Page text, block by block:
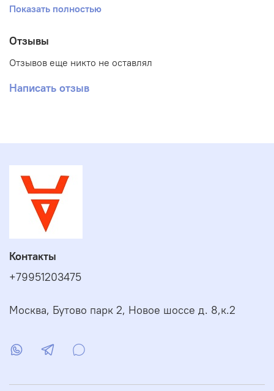
Размеры (ДxШxВ)800.00мм x 500.00мм x 850.00мм
Напольный котёл с чугунным теплообменником
под наддувную горелку (газ/дизель)
Режим отопления (возможно подключение бойлера)
Особенности конструкции
минеральной ваты, экранированной алюминиевый
фольгой;
специальная геометрия топки и дымовых каналов
(обеспечивают тихую и эффективную работу);
специальная геометрия секций котла и малый
объем воды (обеспечивают высокий уровень
теплообмена и низкую тепловую инерцию);
термостат защиты от перегрева;
возможность обьединения в каскадную систему
трехходовая топка;
полностью водоохлаждаемая топка;
Показать полностью
Отзывы
Отзывов еще никто не оставлял
Написать отзыв
Контакты
+79951203475
Москва, Бутово парк 2, Новое шоссе д. 8,к.2